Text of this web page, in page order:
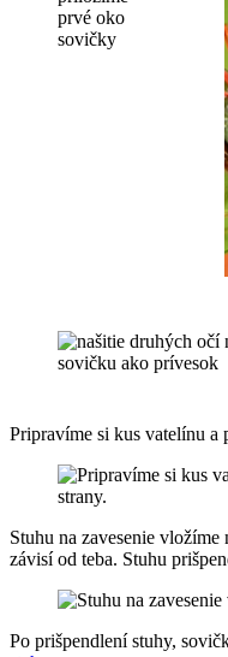
Pripravíme si kus vatelínu a
Stuhu na zavesenie
závisí od teba. Stuhu
Po prišpendlení stuhy,